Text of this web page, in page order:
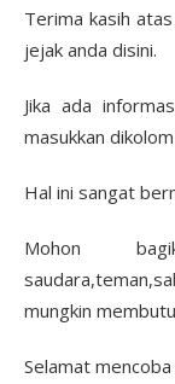
Terima kasih
jejak anda disini.
Jika ada
masukkan
Hal ini sangat
Mohon
mungkin
Selamat